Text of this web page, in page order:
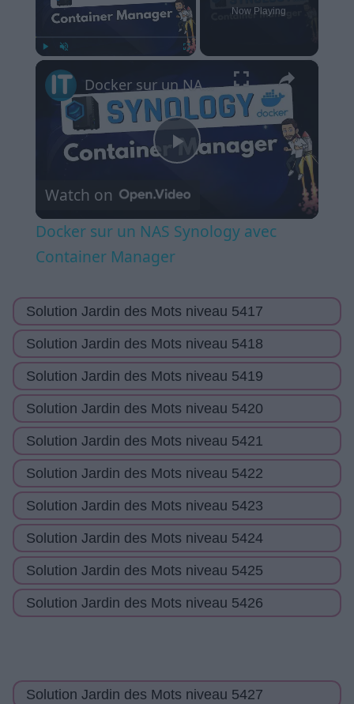
Now Playing
×
Play
Docker sur un NAS Synology avec Container Manager
Watch on
Docker sur un NAS Synology avec
Container Manager
Solution Jardin des Mots niveau 5417
Solution Jardin des Mots niveau 5418
Solution Jardin des Mots niveau 5419
Solution Jardin des Mots niveau 5420
Solution Jardin des Mots niveau 5421
Solution Jardin des Mots niveau 5422
Solution Jardin des Mots niveau 5423
Solution Jardin des Mots niveau 5424
Solution Jardin des Mots niveau 5425
Solution Jardin des Mots niveau 5426
Solution Jardin des Mots niveau 5427